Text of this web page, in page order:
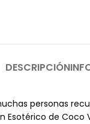
DESCRIPCIÓN
personas
Esotérico de